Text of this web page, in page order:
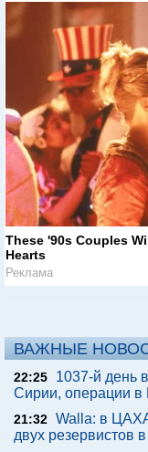
These '90s Couples
Hearts
Реклама
ВАЖНЫЕ
22:25
1037-й день
Сирии, операции
21:32 Walla: в
двух резервистов